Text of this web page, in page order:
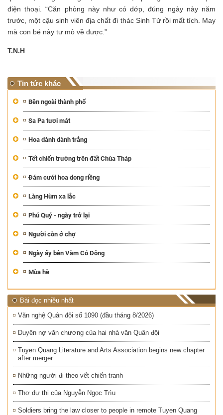
điện thoại. “Căn phòng này như có dớp, đúng ngày này năm
trước, một cậu sinh viên địa chất đi thác Sinh Tử rồi mất tích. May
mà con bé này tự mò về được.”
T.N.H
Tin tức khác
Bên ngoài thành phố
Sa Pa tươi mát
Hoa dành dành trắng
Tết chiến trường trên đất Chùa Tháp
Đám cưới hoa dong riềng
Làng Hùm xa lắc
Phú Quý - ngày trở lại
Người còn ở chợ
Ngày ấy bên Vàm Cỏ Đông
Mùa hè
Bài đọc nhiều nhất
Văn nghệ Quân đội số 1090 (đầu tháng 8/2026)
Duyên nợ văn chương của hai nhà văn Quân đội
Tuyen Quang Literature and Arts Association begins new chapter
after merger
Những người đi theo vết chiến tranh
Thơ dự thi của Nguyễn Ngọc Trìu
Soldiers bring the law closer to people in remote Tuyen Quang